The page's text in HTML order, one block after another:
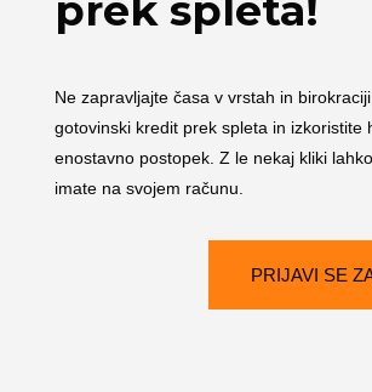
Ne zapravljajte časa v vrstah in
gotovinski kredit prek spleta in izkoristite
enostavno postopek. Z le nekaj kliki
imate na svojem računu.
PRIJAVI SE